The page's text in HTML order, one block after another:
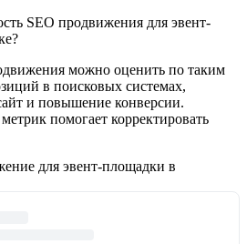
SEO продвижения для эвент-
можно оценить по таким
в поисковых системах,
и повышение конверсии.
помогает корректировать
для эвент-площадки в